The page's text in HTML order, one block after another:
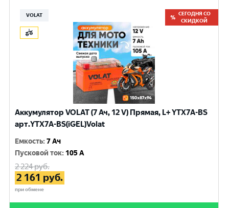
VOLAT
СЕГОДНЯ СО
СКИДКОЙ
Аккумулятор VOLAT (7 Ач, 12 V) Прямая, L+ YTX7A-BS
арт.YTX7A-BS(iGEL)Volat
Емкость:7 Ач
Пусковой ток: 105 A
2 224руб.
2 161 руб.
при обмене